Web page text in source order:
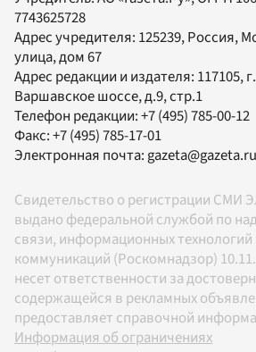
7743625728
Адрес учредителя: 125239, Россия,
улица, дом 67
Адрес редакции и издателя: 117105, г.
Варшавское шоссе, д.9, стр.1
Телефон редакции:+7 (495) 785-00-12
Факс:+7 (495) 785-17-01
Электронная почта: gazeta@gazeta.ru
Свидетельство о регистрации СМИ
выдано федеральной службой по
связи, информационных
коммуникаций (Роскомнадзор)
несет ответственности за
содержащейся в рекламных
предоставляет справочной
Информация об ограничениях